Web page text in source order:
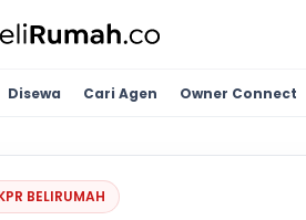
Disewa Cari Agen Owner Connect
BELIRUMAH